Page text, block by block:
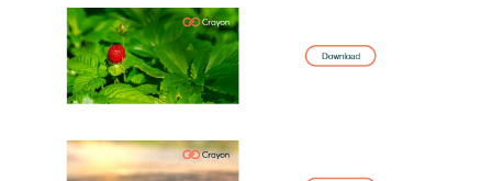
United Kingdom
United States